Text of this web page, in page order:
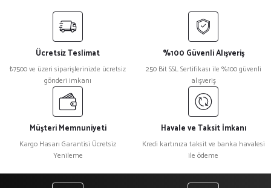
Ücretsiz Teslimat
₺7500 ve üzeri siparişlerinizde ücretsiz
gönderi imkanı
%100 Güvenli Alışveriş
250 Bit SSL Sertifikası ile %100 güvenli
alışveriş
Müşteri Memnuniyeti
Kargo Hasarı Garantisi Ücretsiz
Yenileme
Havale ve Taksit İmkanı
Kredi kartınıza taksit ve banka havalesi
ile ödeme